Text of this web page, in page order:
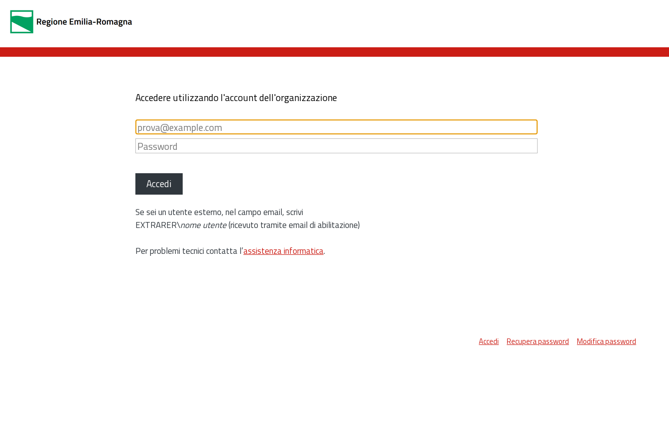
Accedere utilizzando l'account dell'organizzazione
Accedi
Se sei un utente esterno, nel campo email, scrivi
EXTRARER\nome utente(ricevuto tramite email di abilitazione)
Per problemi tecnici contatta l’assistenza informatica.
Accedi Recupera password Modifica password